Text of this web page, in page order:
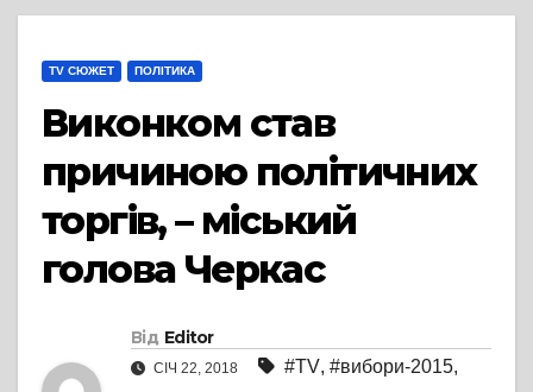
TV СЮЖЕТ ПОЛІТИКА
Виконком став
причиною політичних
торгів, – міський
голова Черкас
Від Editor
СІЧ 22, 2018 #TV, #вибори-2015,